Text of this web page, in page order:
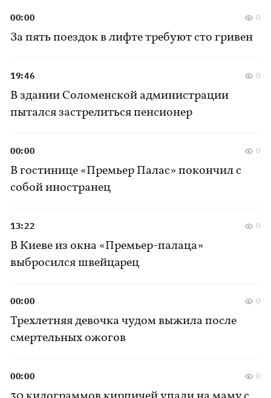
За пять поездок в лифте требуют сто гривен
00:00 0
В здании Соломенской администрации
пытался застрелиться пенсионер
19:46 0
В гостинице «Премьер Палас» покончил с
собой иностранец
00:00 0
В Киеве из окна «Премьер-палаца»
выбросился швейцарец
13:22 0
Трехлетняя девочка чудом выжила после
смертельных ожогов
00:00 0
00:00 0